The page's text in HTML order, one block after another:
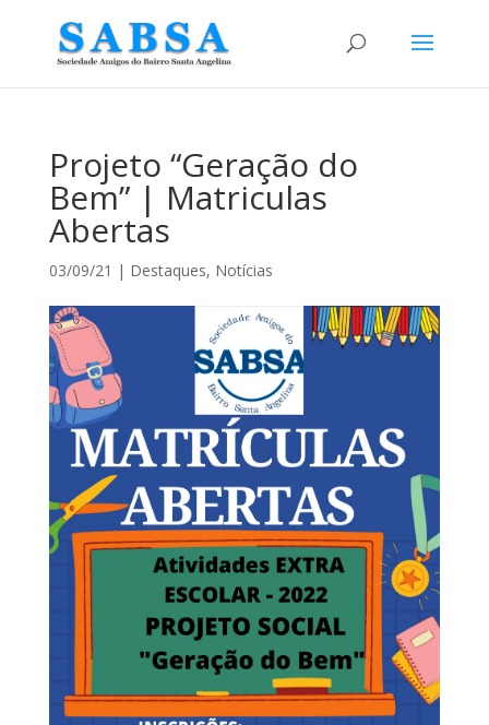
Projeto “Geração do
Bem” | Matriculas
Abertas
03/09/21 | Destaques, Notícias